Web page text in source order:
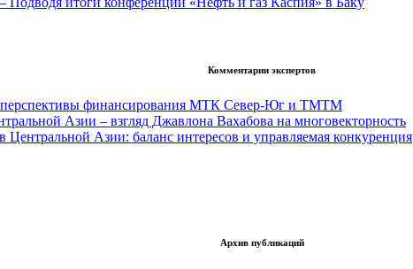
Комментарии экспертов
перспективы финансирования МТК Север-Юг и ТМТМ
Азии – взгляд Джавлона Вахабова на многовекторность
Центральной Азии: баланс интересов и управляемая конкуренция
Архив публикаций